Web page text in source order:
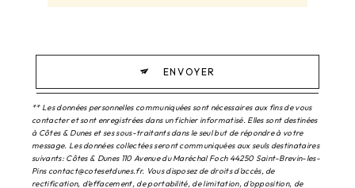
ENVOYER
** Les données personnelles communiquées sont nécessaires aux fins de vous
contacter et sont enregistrées dans un fichier informatisé. Elles sont destinées
à Côtes & Dunes et ses sous-traitants dans le seul but de répondre à votre
message. Les données collectées seront communiquées aux seuls destinataires
suivants: Côtes & Dunes 110 Avenue du Maréchal Foch 44250 Saint-Brevin-les-
Pins contact@cotesetdunes.fr. Vous disposez de droits d’accès, de
rectification, d’effacement, de portabilité, de limitation, d’opposition, de